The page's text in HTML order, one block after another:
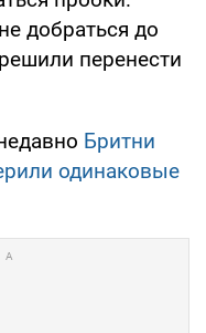
добраться до
перенести
Бритни
одинаковые